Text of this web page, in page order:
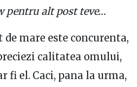
pentru alt post teve…
de mare este concurenta,
calitatea omului,
fi el. Caci, pana la urma,